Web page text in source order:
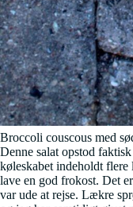
Broccoli couscous med
Denne salat opstod
køleskabet indeholdt
lave en god frokost. Det
var ude at rejse. Lækre